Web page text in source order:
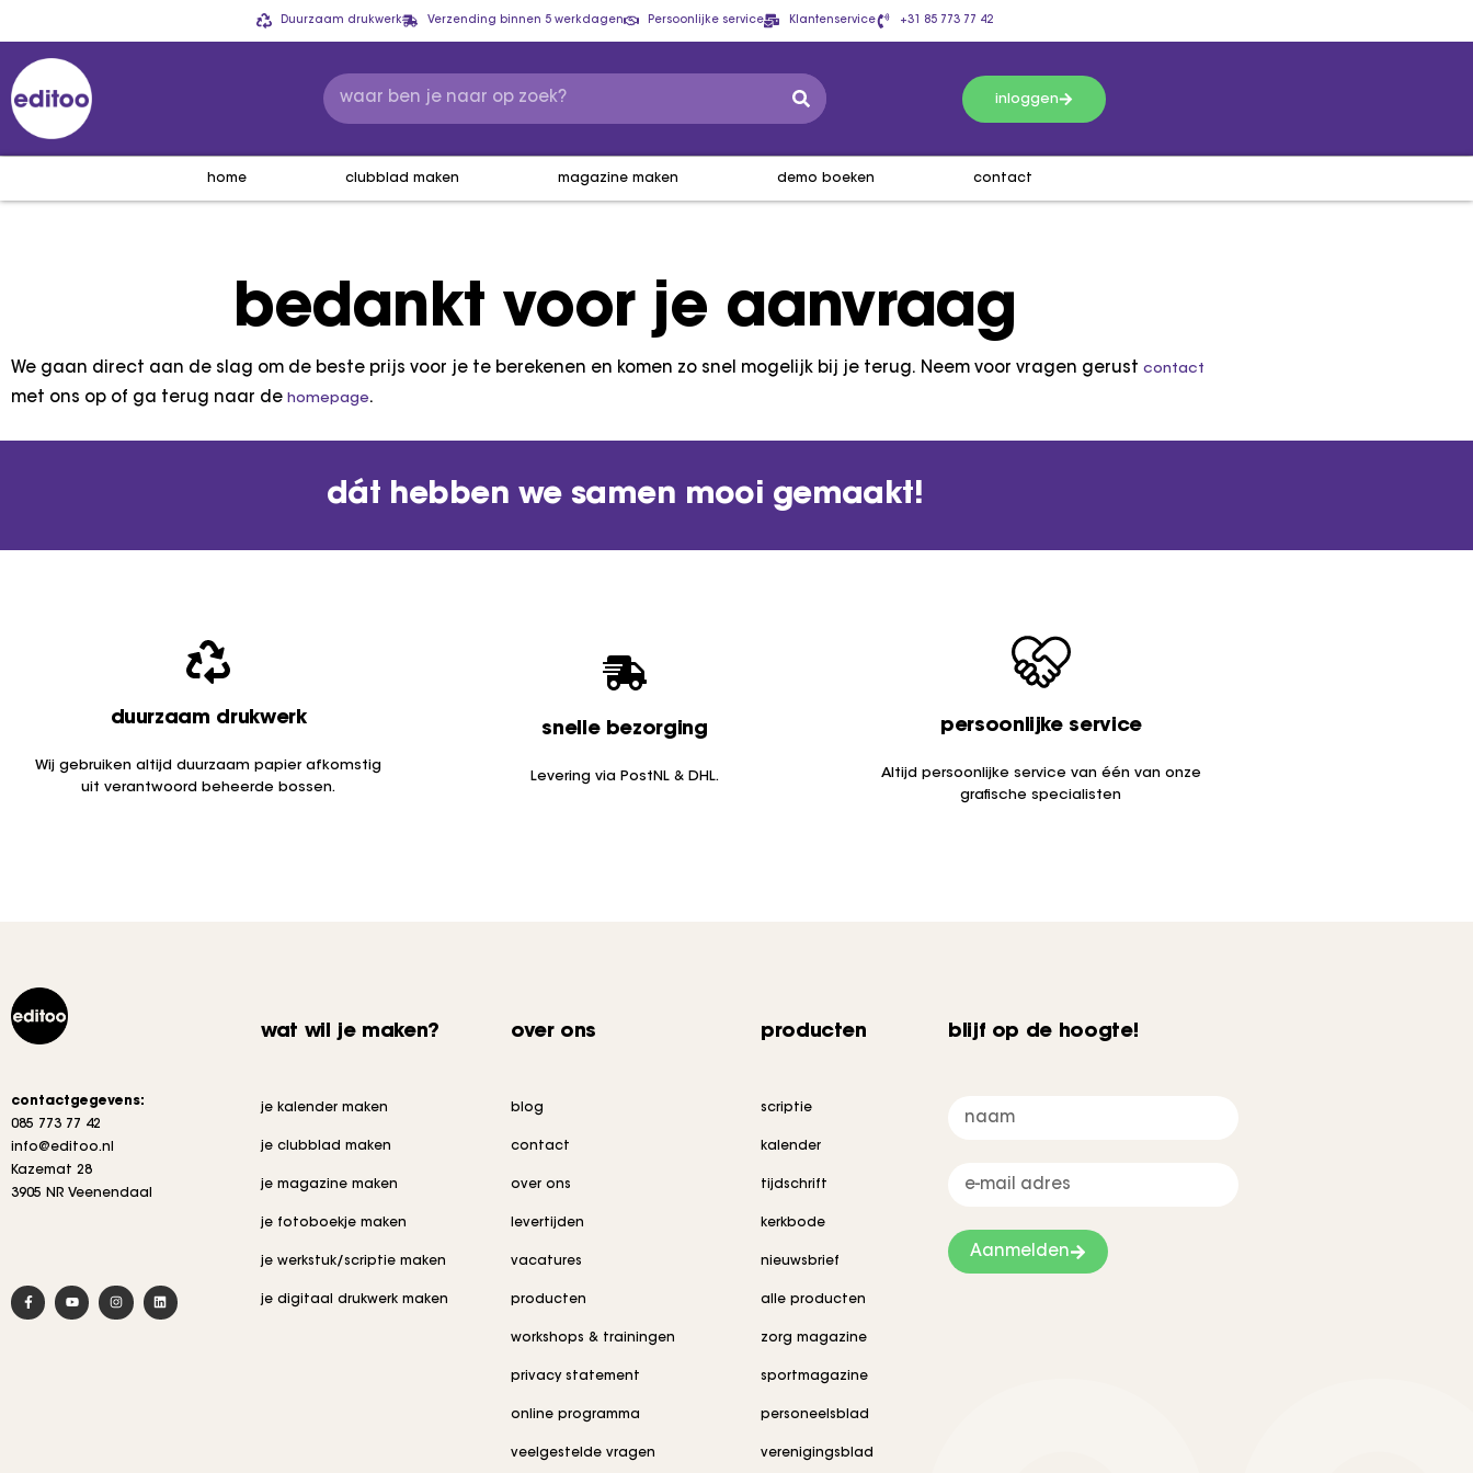
Duurzaam drukwerk Verzending binnen 5 werkdagen Persoonlijke service Klantenservice +31 85 773 77 42
inloggen
home clubblad maken magazine maken demo boeken contact
bedankt voor je aanvraag
We gaan direct aan de slag om de beste prijs voor je te berekenen en komen zo snel mogelijk bij je terug. Neem voor vragen gerust contact
met ons op of ga terug naar de homepage.
dát hebben we samen mooi gemaakt!
duurzaam drukwerk
Wij gebruiken altijd duurzaam papier afkomstig
uit verantwoord beheerde bossen.
snelle bezorging
Levering via PostNL & DHL.
persoonlijke service
Altijd persoonlijke service van één van onze
grafische specialisten
contactgegevens:
085 773 77 42
info@editoo.nl
Kazemat 28
3905 NR Veenendaal
wat wil je maken?
je kalender maken
je clubblad maken
je magazine maken
je fotoboekje maken
je werkstuk/scriptie maken
je digitaal drukwerk maken
over ons
blog
contact
over ons
levertijden
vacatures
producten
workshops & trainingen
privacy statement
online programma
veelgestelde vragen
producten
scriptie
kalender
tijdschrift
kerkbode
nieuwsbrief
alle producten
zorg magazine
sportmagazine
personeelsblad
verenigingsblad
blijf op de hoogte!
Aanmelden